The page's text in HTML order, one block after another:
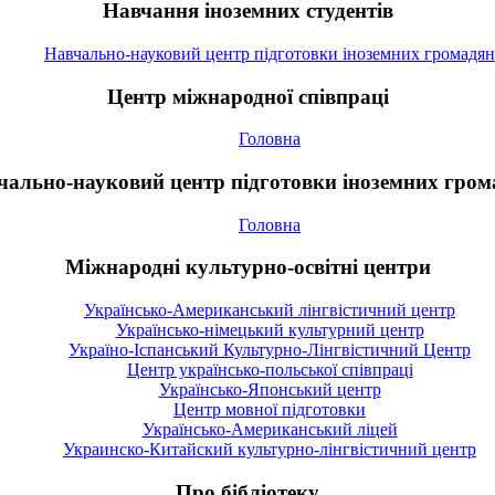
Навчання іноземних студентів
Навчально-науковий центр підготовки іноземних громадян
Центр міжнародної співпраці
Головна
науковий центр підготовки іноземних
Головна
Міжнародні культурно-освітні центри
Українсько-Американський лінгвістичний центр
Українсько-німецький культурний центр
Україно-Іспанський Культурно-Лінгвістичний Центр
Центр українсько-польської співпраці
Українсько-Японський центр
Центр мовної підготовки
Українсько-Американський ліцей
Украинско-Китайский культурно-лінгвістичний центр